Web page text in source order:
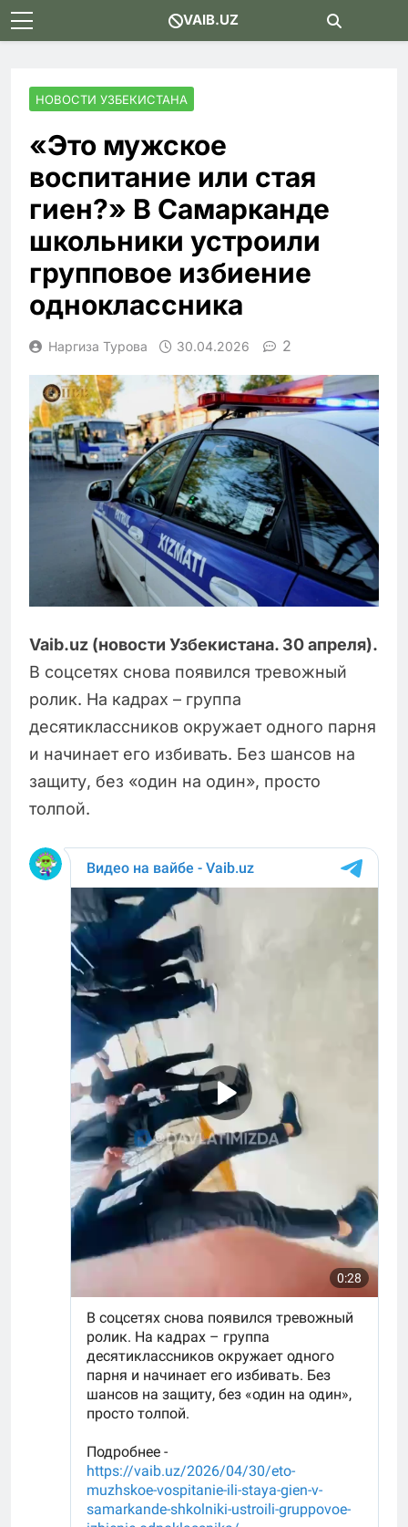
Skip
to
VAIB.UZ
НОВОСТИ УЗБЕКИСТАНА
«Это мужское
воспитание или стая
гиен?» В Самарканде
школьники устроили
групповое избиение
одноклассника
Наргиза Турова 30.04.2026 2
Vaib.uz (новости Узбекистана. 30 апреля).
В соцсетях снова появился тревожный
ролик. На кадрах – группа
десятиклассников окружает одного парня
и начинает его избивать. Без шансов на
защиту, без «один на один», просто
толпой.